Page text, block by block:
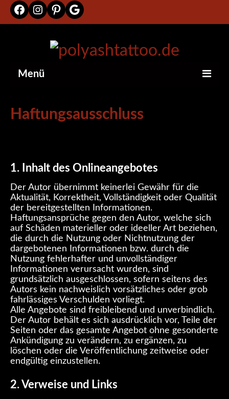
Facebook
Instagram
Pinterest
Google
Menü
Galerie
Presse
News
Kontakt
Haftungsausschluss
1. Inhalt des Onlineangebotes
Der Autor übernimmt keinerlei Gewähr für die
Aktualität, Korrektheit, Vollständigkeit oder Qualität
der bereitgestellten Informationen.
Haftungsansprüche gegen den Autor, welche sich
auf Schäden materieller oder ideeller Art beziehen,
die durch die Nutzung oder Nichtnutzung der
dargebotenen Informationen bzw. durch die
Nutzung fehlerhafter und unvollständiger
Informationen verursacht wurden, sind
grundsätzlich ausgeschlossen, sofern seitens des
Autors kein nachweislich vorsätzliches oder grob
fahrlässiges Verschulden vorliegt.
Alle Angebote sind freibleibend und unverbindlich.
Der Autor behält es sich ausdrücklich vor, Teile der
Seiten oder das gesamte Angebot ohne gesonderte
Ankündigung zu verändern, zu ergänzen, zu
löschen oder die Veröffentlichung zeitweise oder
endgültig einzustellen.
2. Verweise und Links